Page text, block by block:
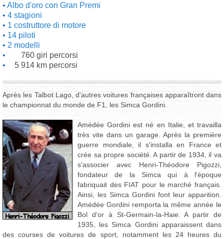
Albo d'oro con Gran Premi
4 stagioni
1 costruttore di motore
14 piloti
2 modelli
760 giri percorsi
5 914 km percorsi
Après les Talbot Lago, d'autres voitures françaises apparaîtront dans
le championnat du monde de F1, les Simca Gordini.
Amédée Gordini est né en Italie, et travailla
très vite dans un garage. Après la première
guerre mondiale, il s'installa en France et
crée sa propre société. A partir de 1934, il va
s'associer avec Henri-Théodore Pigozzi,
fondateur de la Simca qui à l'époque
fabriquait des FIAT pour le marché français.
Ainsi, les Simca Gordini font leur apparition.
Amédée Gordini remporta la même année le
Bol d'or à St-Germain-la-Haie. A partir de
1935, les Simca Gordini apparaissent dans
des courses de voitures de sport, notamment les 24 heures du